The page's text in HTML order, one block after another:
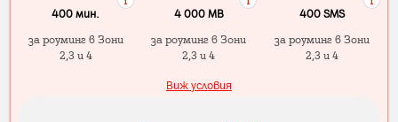
400 мин.
за роуминг в Зони
2,3 и 4
4 000 МB
за роуминг в Зони
2,3 и 4
400 SMS
за роуминг в Зони
2,3 и 4
Виж условия